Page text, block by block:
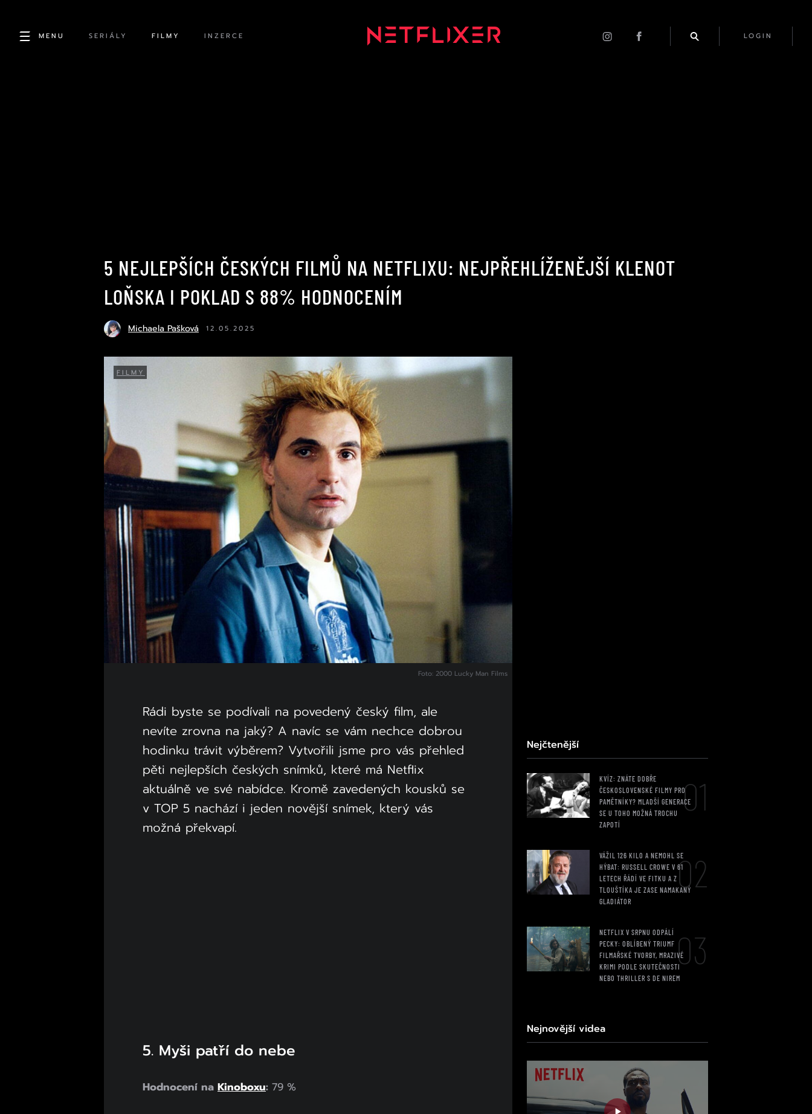
MENU SERIÁLY FILMY INZERCE LOGIN
5 NEJLEPŠÍCH ČESKÝCH FILMŮ NA NETFLIXU: NEJPŘEHLÍŽENĚJŠÍ KLENOT
LOŇSKA I POKLAD S 88% HODNOCENÍM
Michaela Pašková 12.05.2025
FILMY
Foto: 2000 Lucky Man Films
Rádi byste se podívali na povedený český film, ale
nevíte zrovna na jaký? A navíc se vám nechce dobrou
hodinku trávit výběrem? Vytvořili jsme pro vás přehled
pěti nejlepších českých snímků, které má Netflix
aktuálně ve své nabídce. Kromě zavedených kousků se
v TOP 5 nachází i jeden novější snímek, který vás
možná překvapí.
5. Myši patří do nebe
Hodnocení na Kinoboxu: 79 %
Nejčtenější
KVÍZ: ZNÁTE DOBŘE
ČESKOSLOVENSKÉ FILMY PRO
PAMĚTNÍKY? MLADŠÍ GENERACE
SE U TOHO MOŽNÁ TROCHU
ZAPOTÍ
01
VÁŽIL 126 KILO A NEMOHL SE
HÝBAT: RUSSELL CROWE V 61
LETECH ŘÁDÍ VE FITKU A Z
TLOUŠTÍKA JE ZASE NAMAKANÝ
GLADIÁTOR
02
NETFLIX V SRPNU ODPÁLÍ
PECKY: OBLÍBENÝ TRIUMF
FILMAŘSKÉ TVORBY, MRAZIVÉ
KRIMI PODLE SKUTEČNOSTI
NEBO THRILLER S DE NIREM
03
Nejnovější videa